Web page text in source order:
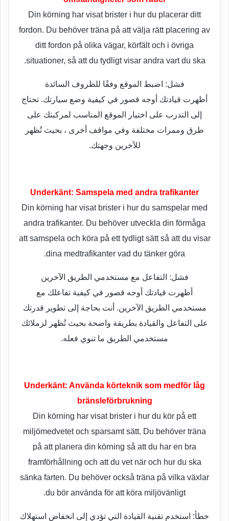
Din körning har visat brister i hur du placerar ditt
fordon. Du behöver träna på att välja rätt placering av
ditt fordon på olika vägar, körfält och i övriga
situationer, så att du tydligt visar andra vart du ska.
فشل: اضبط الموقع وفقًا للظروف السائدة
أظهرت قيادتك أوجه قصور في كيفية وضع سيارتك. تحتاج
إلى التدرب على اختيار الموقع المناسب لمركبتك على
طرق وممرات مختلفة وفي مواقف أخرى ، بحيث تُظهر
للآخرين وجهتك.
Underkänt: Samspela med andra trafikanter
Din körning har visat brister i hur du samspelar med
andra trafikanter. Du behöver utveckla din förmåga
att samspela och köra på ett tydligt sätt så att du visar
dina medtrafikanter vad du tänker göra.
فشل: التفاعل مع مستخدمي الطريق الآخرين
أظهرت قيادتك أوجه قصور في كيفية تفاعلك مع
مستخدمي الطريق الآخرين. أنت بحاجة إلى تطوير قدرتك
على التفاعل والقيادة بطريقة واضحة بحيث تُظهر لزملائك
مستخدمي الطريق ما تنوي فعله.
Underkänt: Använda körteknik som medför låg
bränsleförbrukning
Din körning har visat brister i hur du kör på ett
miljömedvetet och sparsamt sätt. Du behöver träna
på att planera din körning så att du har en bra
framförhållning och att du vet när och hur du ska
sänka farten. Du behöver också träna på vilka växlar
du bör använda för att köra miljövänligt.
خطأ: استخدم تقنية القيادة التي تؤدي إلى انخفاض استهلاك